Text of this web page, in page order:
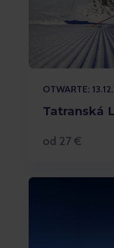
OTWARTE:
Tatranská
od 27 €